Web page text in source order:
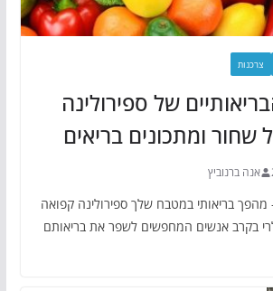
צרכנות
של ספירולינה
ומתכונים בריאים
אנה ברנוביץ
מהפך בריאותי במטבח שלך ספירולינה קפואה
בקרב אנשים המחפשים לשפר את בריאותם